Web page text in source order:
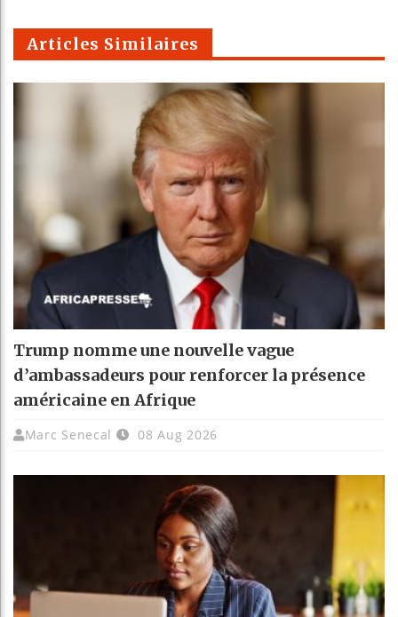
m
Articles Similaires
Trump nomme une nouvelle vague
d’ambassadeurs pour renforcer la présence
américaine en Afrique
Marc Senecal 08 Aug 2026